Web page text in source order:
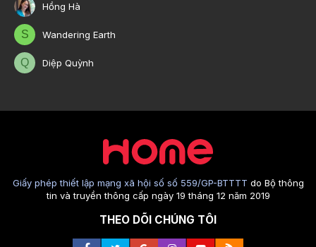
Hồng Hà
S Wandering Earth
Q Diệp Quỳnh
Giấy phép thiết lập mạng xã hội số số 559/GP-BTTTT do Bộ thông
tin và truyền thông cấp ngày 19 tháng 12 năm 2019
THEO DÕI CHÚNG TÔI